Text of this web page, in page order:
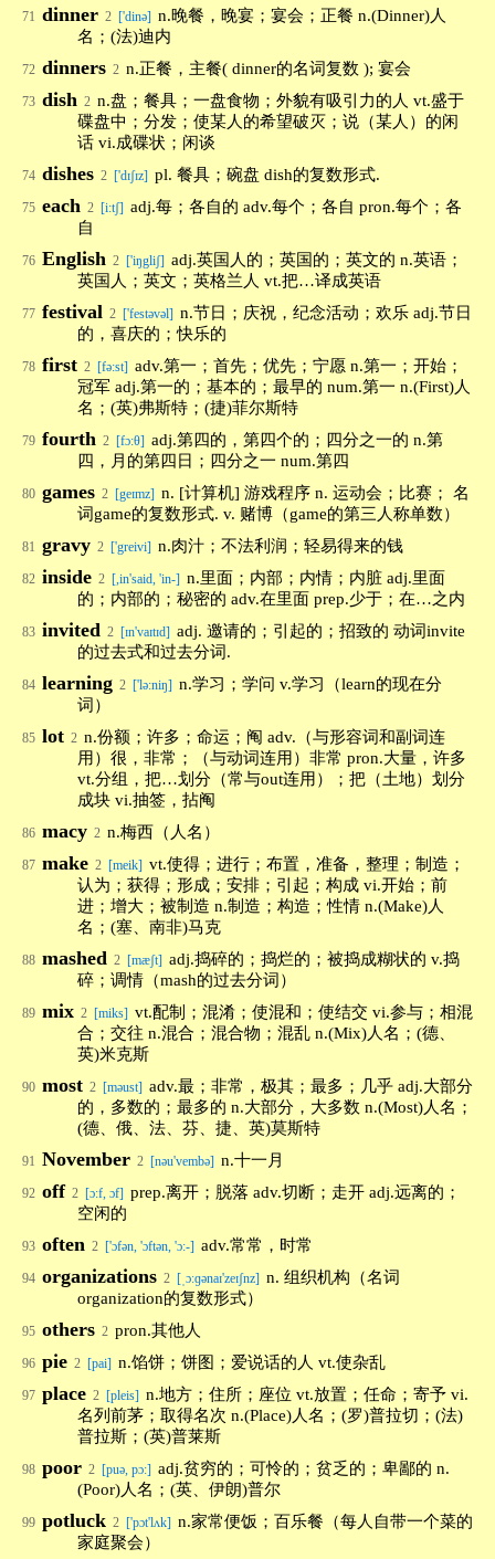
71 dinner 2 ['dinə] n.晚餐，晚宴；宴会；正餐 n.(Dinner)人
名；(法)迪内
72 dinners 2 n.正餐，主餐( dinner的名词复数 ); 宴会
73 dish 2 n.盘；餐具；一盘食物；外貌有吸引力的人 vt.盛于
碟盘中；分发；使某人的希望破灭；说（某人）的闲
话 vi.成碟状；闲谈
74 dishes 2 ['dɪʃɪz] pl. 餐具；碗盘 dish的复数形式.
75 each 2 [i:tʃ] adj.每；各自的 adv.每个；各自 pron.每个；各
自
76 English 2 ['iŋgliʃ] adj.英国人的；英国的；英文的 n.英语；
英国人；英文；英格兰人 vt.把…译成英语
77 festival 2 ['festəvəl] n.节日；庆祝，纪念活动；欢乐 adj.节日
的，喜庆的；快乐的
78 first 2 [fə:st] adv.第一；首先；优先；宁愿 n.第一；开始；
冠军 adj.第一的；基本的；最早的 num.第一 n.(First)人
名；(英)弗斯特；(捷)菲尔斯特
79 fourth 2 [fɔ:θ] adj.第四的，第四个的；四分之一的 n.第
四，月的第四日；四分之一 num.第四
80 games 2 [geɪmz] n. [计算机] 游戏程序 n. 运动会；比赛； 名
词game的复数形式. v. 赌博（game的第三人称单数）
81 gravy 2 ['greivi] n.肉汁；不法利润；轻易得来的钱
82 inside 2 [,in'said, 'in-] n.里面；内部；内情；内脏 adj.里面
的；内部的；秘密的 adv.在里面 prep.少于；在…之内
83 invited 2 [ɪn'vaɪtɪd] adj. 邀请的；引起的；招致的 动词invite
的过去式和过去分词.
84 learning 2 ['lə:niŋ] n.学习；学问 v.学习（learn的现在分
词）
85 lot 2 n.份额；许多；命运；阄 adv.（与形容词和副词连
用）很，非常；（与动词连用）非常 pron.大量，许多
vt.分组，把…划分（常与out连用）；把（土地）划分
成块 vi.抽签，拈阄
86 macy 2 n.梅西（人名）
87 make 2 [meik] vt.使得；进行；布置，准备，整理；制造；
认为；获得；形成；安排；引起；构成 vi.开始；前
进；增大；被制造 n.制造；构造；性情 n.(Make)人
名；(塞、南非)马克
88 mashed 2 [mæʃt] adj.捣碎的；捣烂的；被捣成糊状的 v.捣
碎；调情（mash的过去分词）
89 mix 2 [miks] vt.配制；混淆；使混和；使结交 vi.参与；相混
合；交往 n.混合；混合物；混乱 n.(Mix)人名；(德、
英)米克斯
90 most 2 [məust] adv.最；非常，极其；最多；几乎 adj.大部分
的，多数的；最多的 n.大部分，大多数 n.(Most)人名；
(德、俄、法、芬、捷、英)莫斯特
91 November 2 [nəu'vembə] n.十一月
92 off 2 [ɔ:f, ɔf] prep.离开；脱落 adv.切断；走开 adj.远离的；
空闲的
93 often 2 ['ɔfən, 'ɔftən, 'ɔ:-] adv.常常，时常
94 organizations 2 [ˌɔːɡənaɪ'zeɪʃnz] n. 组织机构（名词
organization的复数形式）
95 others 2 pron.其他人
96 pie 2 [pai] n.馅饼；饼图；爱说话的人 vt.使杂乱
97 place 2 [pleis] n.地方；住所；座位 vt.放置；任命；寄予 vi.
名列前茅；取得名次 n.(Place)人名；(罗)普拉切；(法)
普拉斯；(英)普莱斯
98 poor 2 [puə, pɔ:] adj.贫穷的；可怜的；贫乏的；卑鄙的 n.
(Poor)人名；(英、伊朗)普尔
99 potluck 2 ['pɔt'lʌk] n.家常便饭；百乐餐（每人自带一个菜的
家庭聚会）